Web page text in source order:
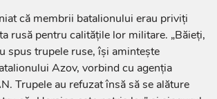
că membrii batalionului erau priviţi
rusă pentru calităţile lor militare. „Băieţi,
spus trupele ruse, îşi aminteşte
Azov, vorbind cu agenţia
Trupele au refuzat însă să se alăture